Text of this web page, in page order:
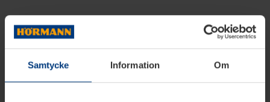
Samtycke Information Om